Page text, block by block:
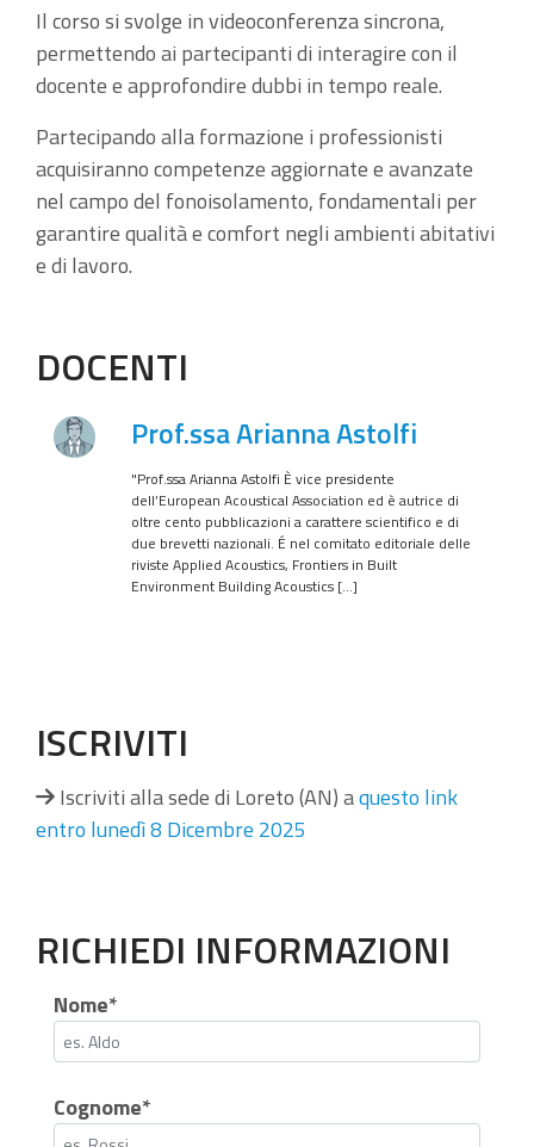
Il corso si svolge in videoconferenza sincrona,
permettendo ai partecipanti di interagire con il
docente e approfondire dubbi in tempo reale.
Partecipando alla formazione i professionisti
acquisiranno competenze aggiornate e avanzate
nel campo del fonoisolamento, fondamentali per
garantire qualità e comfort negli ambienti abitativi
e di lavoro.
DOCENTI
Prof.ssa Arianna Astolfi
"Prof.ssa Arianna Astolfi È vice presidente
dell’European Acoustical Association ed è autrice di
oltre cento pubblicazioni a carattere scientifico e di
due brevetti nazionali. É nel comitato editoriale delle
riviste Applied Acoustics, Frontiers in Built
Environment Building Acoustics […]
ISCRIVITI
Iscriviti alla sede di Loreto (AN) aquesto link
entro lunedì 8 Dicembre 2025
RICHIEDI INFORMAZIONI
Nome*
Cognome*